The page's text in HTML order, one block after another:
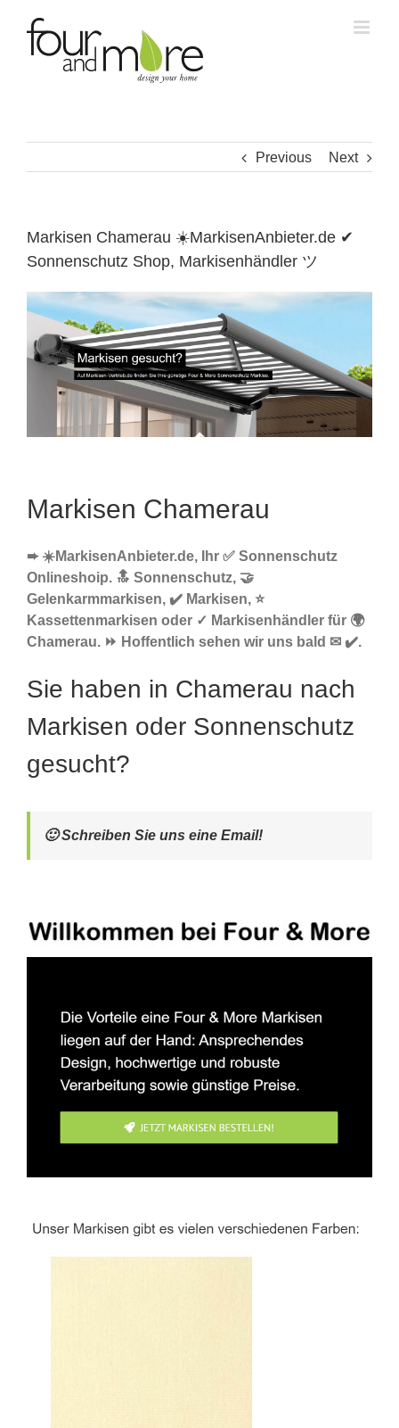
content
Previous Next
Markisen Chamerau ☀️MarkisenAnbieter.de ✔
Sonnenschutz Shop, Markisenhändler ツ
Markisen Chamerau
➨ ☀️MarkisenAnbieter.de, Ihr ✅ Sonnenschutz
Onlineshoip. 🔝 Sonnenschutz, 🤝
Gelenkarmmarkisen, ✔️ Markisen, ⭐
Kassettenmarkisen oder ✓ Markisenhändler für 🌍
Chamerau. ⏩ Hoffentlich sehen wir uns bald ✉ ✔️.
Sie haben in Chamerau nach
Markisen oder Sonnenschutz
gesucht?
🙂 Schreiben Sie uns eine Email!